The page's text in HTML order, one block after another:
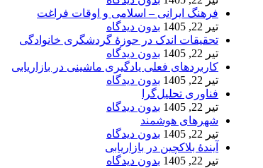
فرهنگ ایرانی – اسلامی و اوقات فراغت
تیر 22, 1405
بدون دیدگاه
تحقیقات اندک در حوزۀ گردشگری خانوادگی
تیر 22, 1405
بدون دیدگاه
کاربردهای فعلی یادگیری ماشینی در بازاریابی
تیر 22, 1405
بدون دیدگاه
فناوری تحلیل‌گرا
تیر 22, 1405
بدون دیدگاه
شهرهای هوشمند
تیر 22, 1405
بدون دیدگاه
آیندۀ بلاکچین در بازاریابی
تیر 22, 1405
بدون دیدگاه